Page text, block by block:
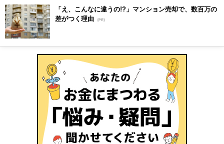
「え、こんなに違うの!?」マンション売却で、数百万の
差がつく理由 [PR]